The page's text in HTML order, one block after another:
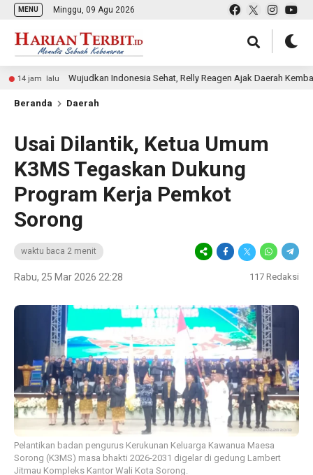
MENU Minggu, 09 Agu 2026
lalu Wujudkan Indonesia Sehat, Relly Reagen Ajak Daerah Kembangkan
Beranda Daerah
Usai Dilantik, Ketua Umum
K3MS Tegaskan Dukung
Program Kerja Pemkot
Sorong
waktu baca 2 menit
Rabu, 25 Mar 2026 22:28 117 Redaksi
Pelantikan badan pengurus Kerukunan Keluarga Kawanua Maesa
Sorong (K3MS) masa bhakti 2026-2031 digelar di gedung Lambert
Jitmau Kompleks Kantor Wali Kota Sorong.